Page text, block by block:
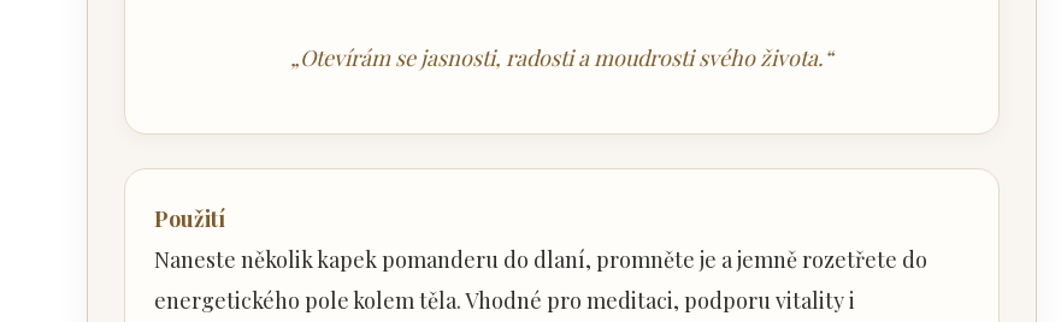
„Otevírám se jasnosti, radosti a moudrosti svého života.“
Použití
Naneste několik kapek pomanderu do dlaní, promněte je a jemně rozetřete do
energetického pole kolem těla. Vhodné pro meditaci, podporu vitality i